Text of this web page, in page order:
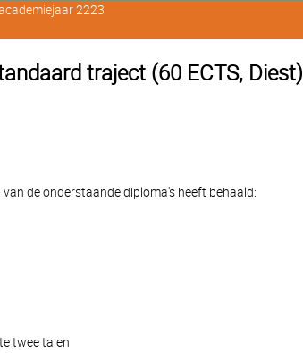
traject (60 ECTS, Diest)
de onderstaande diploma's heeft behaald:
twee talen
2223